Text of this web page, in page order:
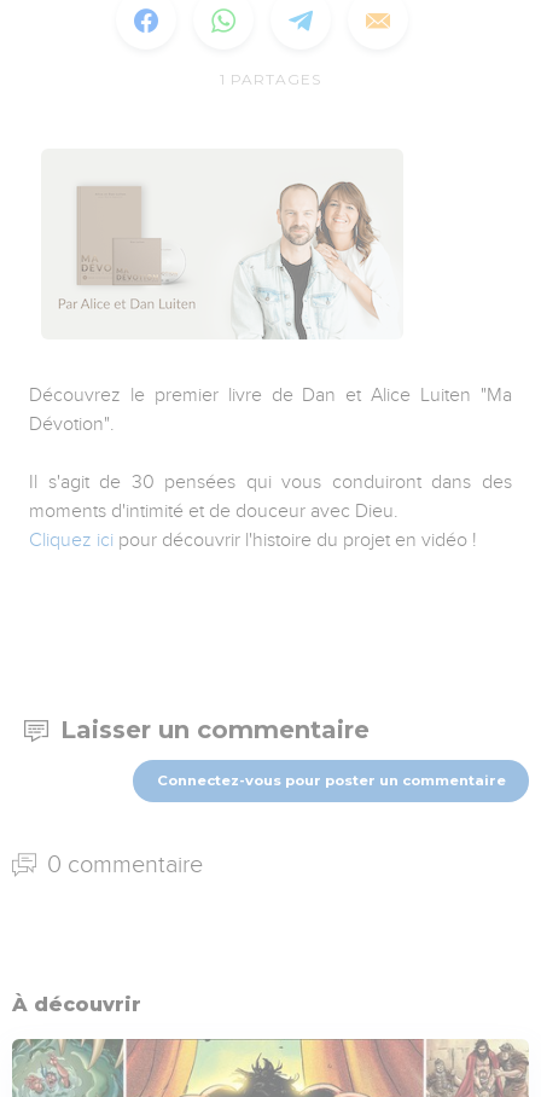
1 PARTAGES
Découvrez le premier livre de Dan et Alice Luiten "Ma
Dévotion".
Il s'agit de 30 pensées qui vous conduiront dans des
moments d'intimité et de douceur avec Dieu.
Cliquez ici pour découvrir l'histoire du projet en vidéo !
Laisser un commentaire
Connectez-vous pour poster un commentaire
0 commentaire
À découvrir